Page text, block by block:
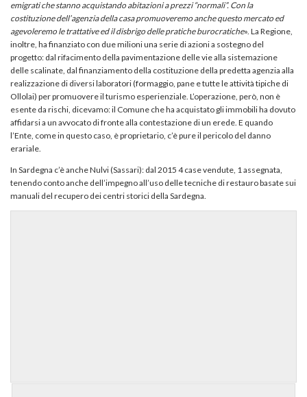
emigrati che stanno acquistando abitazioni a prezzi “normali”. Con la
costituzione dell’agenzia della casa promuoveremo anche questo mercato ed
agevoleremo le trattative ed il disbrigo delle pratiche burocratiche». La Regione,
inoltre, ha finanziato con due milioni una serie di azioni a sostegno del
progetto: dal rifacimento della pavimentazione delle vie alla sistemazione
delle scalinate, dal finanziamento della costituzione della predetta agenzia alla
realizzazione di diversi laboratori (formaggio, pane e tutte le attività tipiche di
Ollolai) per promuovere il turismo esperienziale. L’operazione, però, non è
esente da rischi, dicevamo: il Comune che ha acquistato gli immobili ha dovuto
affidarsi a un avvocato di fronte alla contestazione di un erede. E quando
l’Ente, come in questo caso, è proprietario, c’è pure il pericolo del danno
erariale.
In Sardegna c’è anche Nulvi (Sassari): dal 2015 4 case vendute, 1 assegnata,
tenendo conto anche dell’impegno all’uso delle tecniche di restauro basate sui
manuali del recupero dei centri storici della Sardegna.